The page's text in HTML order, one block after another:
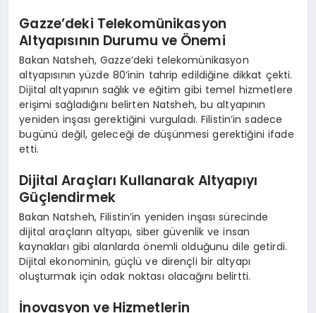
Gazze’deki Telekomünikasyon
Altyapısının Durumu ve Önemi
Bakan Natsheh, Gazze’deki telekomünikasyon
altyapısının yüzde 80’inin tahrip edildiğine dikkat çekti.
Dijital altyapının sağlık ve eğitim gibi temel hizmetlere
erişimi sağladığını belirten Natsheh, bu altyapının
yeniden inşası gerektiğini vurguladı. Filistin’in sadece
bugünü değil, geleceği de düşünmesi gerektiğini ifade
etti.
Dijital Araçları Kullanarak Altyapıyı
Güçlendirmek
Bakan Natsheh, Filistin’in yeniden inşası sürecinde
dijital araçların altyapı, siber güvenlik ve insan
kaynakları gibi alanlarda önemli olduğunu dile getirdi.
Dijital ekonominin, güçlü ve dirençli bir altyapı
oluşturmak için odak noktası olacağını belirtti.
İnovasyon ve Hizmetlerin